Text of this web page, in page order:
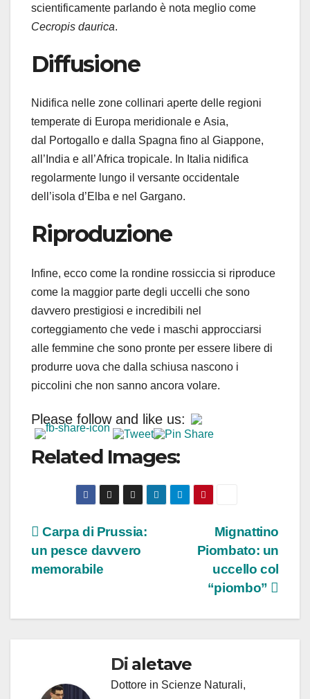
scientificamente parlando è nota meglio come
Cecropis daurica.
Diffusione
Nidifica nelle zone collinari aperte delle regioni
temperate di Europa meridionale e Asia,
dal Portogallo e dalla Spagna fino al Giappone,
all’India e all’Africa tropicale. In Italia nidifica
regolarmente lungo il versante occidentale
dell’isola d’Elba e nel Gargano.
Riproduzione
Infine, ecco come la rondine rossiccia si riproduce
come la maggior parte degli uccelli che sono
davvero prestigiosi e incredibili nel
corteggiamento che vede i maschi approcciarsi
alle femmine che sono pronte per essere libere di
produrre uova che dalla schiusa nascono i
piccolini che non sanno ancora volare.
Please follow and like us:
Related Images:
Navigazione
articoli
Mignattino
Piombato: un
uccello col
“piombo”
Carpa di Prussia:
un pesce davvero
memorabile
Di aletave
Dottore in Scienze Naturali,